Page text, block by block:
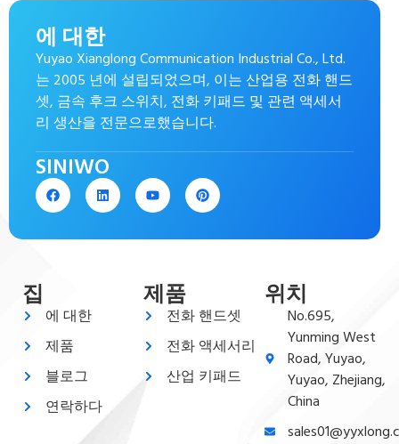
에 대한
Yuyao Xianglong Communication Industrial Co., Ltd.
는 2005 년에 설립되었으며, 이는 산업용 전화 핸드
셋, 금속 후크 스위치, 전화 키패드 및 관련 액세서
리 생산을 전문으로했습니다.
SINIWO
집
에 대한
제품
블로그
연락하다
제품
전화 핸드셋
전화 액세서리
산업 키패드
위치
No.695,
Yunming West
Road, Yuyao,
Yuyao, Zhejiang,
China